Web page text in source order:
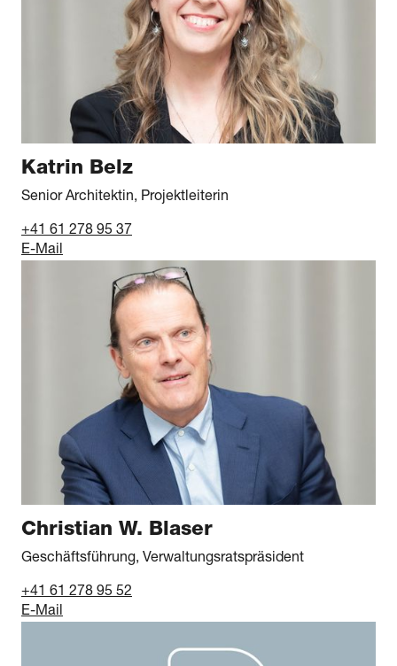
Katrin Belz
Senior Architektin, Projektleiterin
+41 61 278 95 37
E-Mail
Christian W. Blaser
Geschäftsführung, Verwaltungsratspräsident
+41 61 278 95 52
E-Mail